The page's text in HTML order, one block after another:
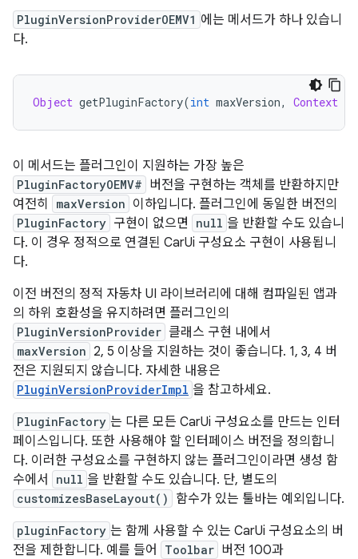
PluginVersionProviderOEMV1 에는 메서드가 하나 있습니
다.
Object getPluginFactory(int maxVersion, Context
이 메서드는 플러그인이 지원하는 가장 높은
PluginFactoryOEMV# 버전을 구현하는 객체를 반환하지만
여전히
maxVersion 이하입니다. 플러그인에 동일한 버전의
PluginFactory 구현이 없으면 null 을 반환할 수도 있습니
다. 이 경우 정적으로 연결된 CarUi 구성요소 구현이 사용됩니
다.
이전 버전의 정적 자동차 UI 라이브러리에 대해 컴파일된 앱과
의 하위 호환성을 유지하려면 플러그인의
PluginVersionProvider 클래스 구현 내에서
maxVersion 2, 5 이상을 지원하는 것이 좋습니다. 1, 3, 4 버
전은 지원되지 않습니다. 자세한 내용은
PluginVersionProviderImpl 을 참고하세요.
PluginFactory 는 다른 모든 CarUi 구성요소를 만드는 인터
페이스입니다. 또한 사용해야 할 인터페이스 버전을 정의합니
다. 이러한 구성요소를 구현하지 않는 플러그인이라면 생성 함
수에서
null 을 반환할 수도 있습니다. 단, 별도의
customizesBaseLayout() 함수가 있는 툴바는 예외입니다.
pluginFactory 는 함께 사용할 수 있는 CarUi 구성요소의 버
전을 제한합니다. 예를 들어
Toolbar 버전 100과